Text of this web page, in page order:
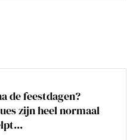
de feestdagen?
zijn heel normaal